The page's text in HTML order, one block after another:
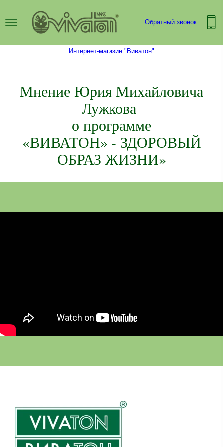
Обратный звонок
Интернет-магазин "Виватон"
Мнение Юрия Михайловича
Лужкова
о программе
«ВИВАТОН» - ЗДОРОВЫЙ
ОБРАЗ ЖИЗНИ»